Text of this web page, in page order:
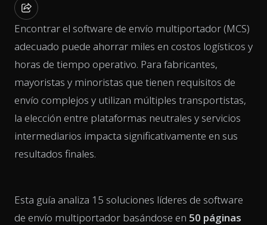
Encontrar el software de envío multiportador (MCS)
adecuado puede ahorrar miles en costos logísticos y
horas de tiempo operativo. Para fabricantes,
mayoristas y minoristas que tienen requisitos de
envío complejos y utilizan múltiples transportistas,
la elección entre plataformas neutrales y servicios
intermediarios impacta significativamente en sus
resultados finales.
Esta guía analiza 15 soluciones líderes de software
de envío multiportador basándose en 50 páginas